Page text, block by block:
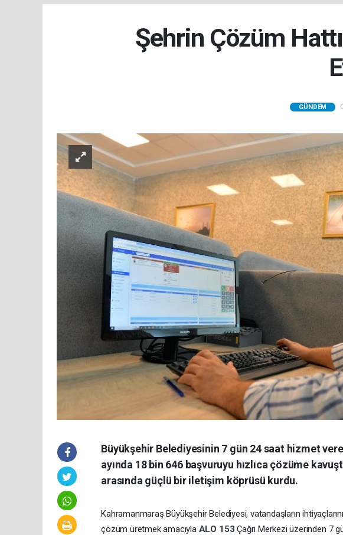
Şehrin Çözüm
GÜNDEM
Büyükşehir Belediyesinin 7 gün 24 saat hizmet
ayında 18 bin 646 başvuruyu hızlıca çözüme
arasında güçlü bir iletişim köprüsü kurdu.
Kahramanmaraş Büyükşehir Belediyesi, vatandaşların
çözüm üretmek amacıyla ALO 153Çağrı Merkezi üzerinden 7